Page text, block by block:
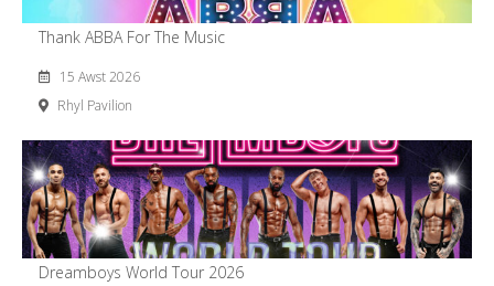
Thank ABBA For The Music
15 Awst 2026
Rhyl Pavilion
Dreamboys World Tour 2026